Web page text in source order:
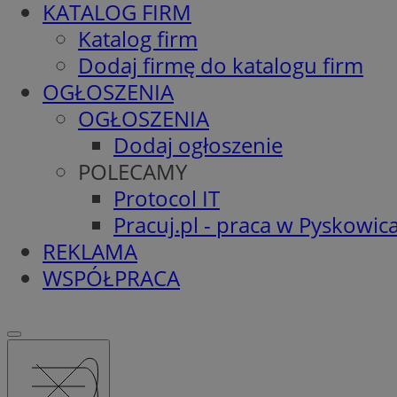
KATALOG FIRM
Katalog firm
Dodaj firmę do katalogu firm
OGŁOSZENIA
OGŁOSZENIA
Dodaj ogłoszenie
POLECAMY
Protocol IT
Pracuj.pl - praca w
REKLAMA
WSPÓŁPRACA